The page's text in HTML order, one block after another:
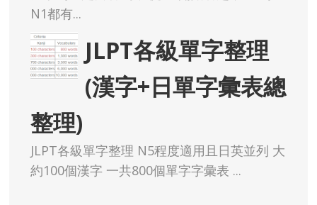
N1都有...
JLPT各級單字整理
(漢字+日單字彙表總
整理)
JLPT各級單字整理 N5程度適用且日英並列 大
約100個漢字 一共800個單字字彙表 ...